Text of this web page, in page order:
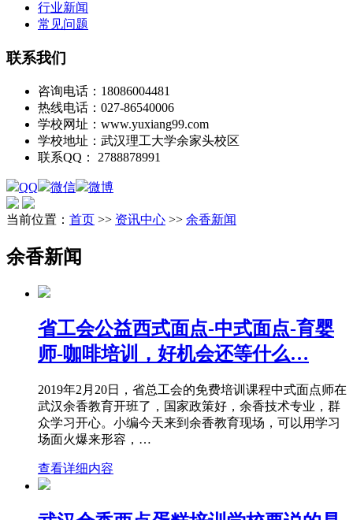
行业新闻
常见问题
联系我们
咨询电话： 18086004481
热线电话： 027-86540006
学校网址： www.yuxiang99.com
学校地址： 武汉理工大学余家头校区
联系QQ： 2788878991
QQ 微信 微博
当前位置： 首页 >> 资讯中心 >> 余香新闻
余香新闻
省工会公益西式面点-中式面点-育婴
师-咖啡培训，好机会还等什么…
2019年2月20日，省总工会的免费培训课程中式面点师在
武汉余香教育开班了，国家政策好，余香技术专业，群
众学习开心。小编今天来到余香教育现场，可以用学习
场面火爆来形容，…
查看详细内容